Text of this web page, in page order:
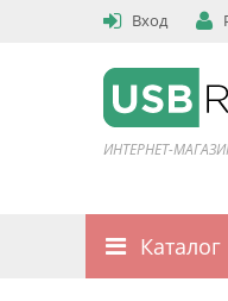
Вход
ИНТЕРНЕТ-
Каталог